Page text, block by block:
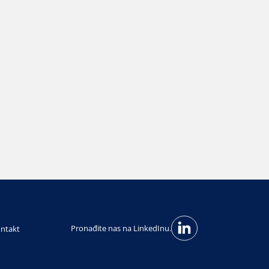
Pronađite nas na LinkedInu.